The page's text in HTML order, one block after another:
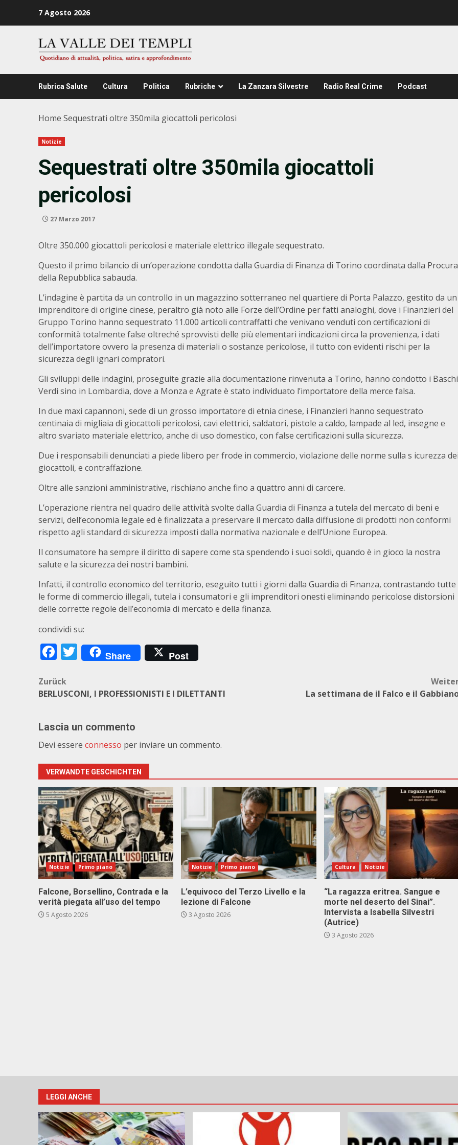
7 Agosto 2026
Rubrica Salute Cultura Politica Rubriche La Zanzara Silvestre Radio Real Crime Podcast
Home Sequestrati oltre 350mila giocattoli pericolosi
Notizie
Sequestrati oltre 350mila giocattoli
pericolosi
27 Marzo 2017
Oltre 350.000 giocattoli pericolosi e materiale elettrico illegale sequestrato.
Questo il primo bilancio di un’operazione condotta dalla Guardia di Finanza di Torino coordinata dalla Procura
della Repubblica sabauda.
L’indagine è partita da un controllo in un magazzino sotterraneo nel quartiere di Porta Palazzo, gestito da un
imprenditore di origine cinese, peraltro già noto alle Forze dell’Ordine per fatti analoghi, dove i Finanzieri del
Gruppo Torino hanno sequestrato 11.000 articoli contraffatti che venivano venduti con certificazioni di
conformità totalmente false oltreché sprovvisti delle più elementari indicazioni circa la provenienza, i dati
dell’importatore ovvero la presenza di materiali o sostanze pericolose, il tutto con evidenti rischi per la
sicurezza degli ignari compratori.
Gli sviluppi delle indagini, proseguite grazie alla documentazione rinvenuta a Torino, hanno condotto i Baschi
Verdi sino in Lombardia, dove a Monza e Agrate è stato individuato l’importatore della merce falsa.
In due maxi capannoni, sede di un grosso importatore di etnia cinese, i Finanzieri hanno sequestrato
centinaia di migliaia di giocattoli pericolosi, cavi elettrici, saldatori, pistole a caldo, lampade al led, insegne e
altro svariato materiale elettrico, anche di uso domestico, con false certificazioni sulla sicurezza.
Due i responsabili denunciati a piede libero per frode in commercio, violazione delle norme sulla s icurezza
giocattoli, e contraffazione.
Oltre alle sanzioni amministrative, rischiano anche fino a quattro anni di carcere.
L’operazione rientra nel quadro delle attività svolte dalla Guardia di Finanza a tutela del mercato di beni e
servizi, dell’economia legale ed è finalizzata a preservare il mercato dalla diffusione di prodotti non conformi
rispetto agli standard di sicurezza imposti dalla normativa nazionale e dell’Unione Europea.
Il consumatore ha sempre il diritto di sapere come sta spendendo i suoi soldi, quando è in gioco la nostra
salute e la sicurezza dei nostri bambini.
Infatti, il controllo economico del territorio, eseguito tutti i giorni dalla Guardia di Finanza, contrastando tutte
le forme di commercio illegali, tutela i consumatori e gli imprenditori onesti eliminando pericolose distorsioni
delle corrette regole dell’economia di mercato e della finanza.
condividi su:
Facebook
Twitter
Share Post
Beitragsnavigation
Zurück
BERLUSCONI, I PROFESSIONISTI E I DILETTANTI
La settimana de il Falco e il
Lascia un commento
Devi essere connesso per inviare un commento.
VERWANDTE GESCHICHTEN
Notizie Primo piano
Falcone, Borsellino, Contrada e la
verità piegata all’uso del tempo
5 Agosto 2026
Notizie Primo piano
L’equivoco del Terzo Livello e la
lezione di Falcone
3 Agosto 2026
Cultura Notizie
“La ragazza eritrea. Sangue e
morte nel deserto del Sinai”.
Intervista a Isabella Silvestri
(Autrice)
3 Agosto 2026
LEGGI ANCHE